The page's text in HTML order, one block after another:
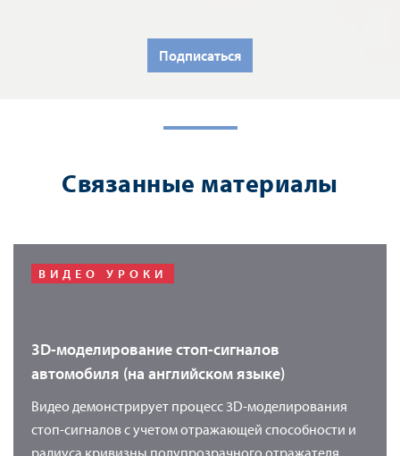
Подписаться
Связанные материалы
ВИДЕО УРОКИ
3D-моделирование стоп-сигналов
автомобиля (на английском языке)
Видео демонстрирует процесс 3D-моделирования
стоп-сигналов с учетом отражающей способности и
радиуса кривизны полупрозрачного отражателя.